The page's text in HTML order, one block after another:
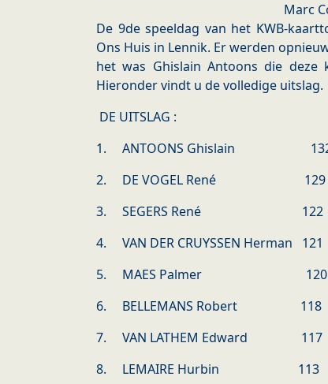
Marc
De 9de speeldag van het KWB-
Ons Huis in Lennik. Er werden
het was Ghislain Antoons die
Hieronder vindt u de volledige uitslag.
DE UITSLAG :
1. ANTOONS Ghislain
2. DE VOGEL René 129
3. SEGERS René
4. VAN DER CRUYSSEN Herman
5. MAES Palmer
6. BELLEMANS Robert
7. VAN LATHEM Edward 117
8. LEMAIRE Hurbin 113